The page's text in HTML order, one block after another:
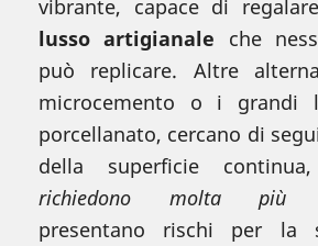
vibrante, capace di
lusso artigianale che
può replicare. Altre
microcemento o i grandi
porcellanato, cercano di
della superficie
richiedono molta più
presentano rischi per la